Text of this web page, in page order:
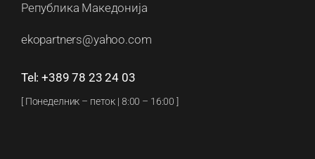
Република Македонија
ekopartners@yahoo.com
Tel: +389 78 23 24 03
[ Понеделник – петок | 8:00 – 16:00 ]